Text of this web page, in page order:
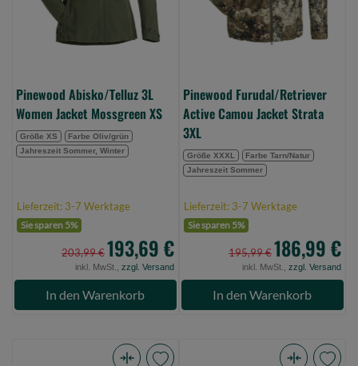
Pinewood Abisko/Telluz 3L
Women Jacket Mossgreen XS
Größe XS
Farbe Oliv/grün
Jahreszeit Sommer, Winter
Lieferzeit: 3-7 Werktage
Sie sparen 5%
203,99 €193,69 €
inkl. MwSt., zzgl. Versand
In den Warenkorb
Pinewood Furudal/Retriever
Active Camou Jacket Strata
3XL
Größe XXXL
Farbe Tarn/Natur
Jahreszeit Sommer
Lieferzeit: 3-7 Werktage
Sie sparen 5%
195,99 €186,99 €
inkl. MwSt., zzgl. Versand
In den Warenkorb